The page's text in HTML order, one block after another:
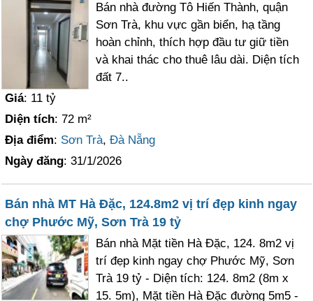
Bán nhà đường Tô Hiến Thành, quận
Sơn Trà, khu vực gần biển, hạ tầng
hoàn chỉnh, thích hợp đầu tư giữ tiền
và khai thác cho thuê lâu dài. Diện tích
đất 7..
Giá: 11 tỷ
Diện tích: 72 m²
Địa điểm: Sơn Trà,Đà Nẵng
Ngày đăng: 31/1/2026
Bán nhà MT Hà Đặc, 124.8m2 vị trí đẹp kinh ngay
chợ Phước Mỹ, Sơn Trà 19 tỷ
Bán nhà Mặt tiền Hà Đặc, 124. 8m2 vị
trí đẹp kinh ngay chợ Phước Mỹ, Sơn
Trà 19 tỷ - Diện tích: 124. 8m2 (8m x
15. 5m), Mặt tiền Hà Đặc đường 5m5 -